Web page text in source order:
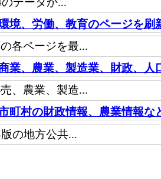
･事業所数(2016)
学製品、石油・鉱物、
業所の数
･従業員数[人](2016)：「
、化学製品、石油・鉱
務に従事している人数
品販売額[百万円](2016)：
気機械器具、その他の
境、労働、教育のページを刷
各ページを最...
業、農業、製造業、財政、人
、農業、製造...
町村の財政情報、農業情報な
の地方公共...